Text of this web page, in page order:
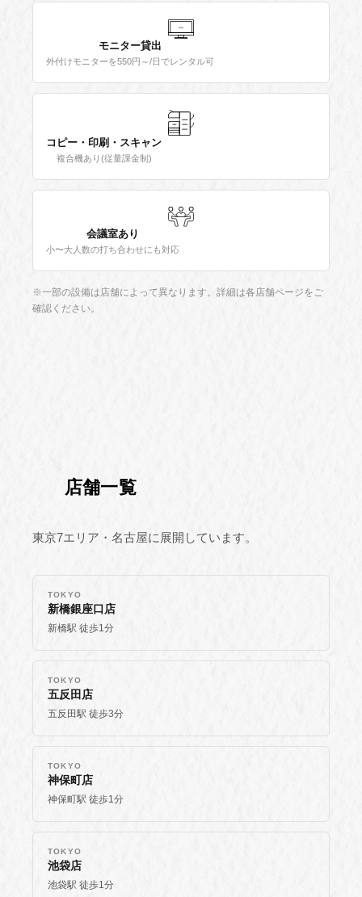
モニター貸出
外付けモニターを550円～/日でレンタル可
コピー・印刷・スキャン
複合機あり(従量課金制)
会議室あり
小〜大人数の打ち合わせにも対応
※一部の設備は店舗によって異なります。詳細は各店舗ページをご
確認ください。
店舗一覧
東京7エリア・名古屋に展開しています。
TOKYO
新橋銀座口店
新橋駅 徒歩1分
TOKYO
五反田店
五反田駅 徒歩3分
TOKYO
神保町店
神保町駅 徒歩1分
TOKYO
池袋店
池袋駅 徒歩1分